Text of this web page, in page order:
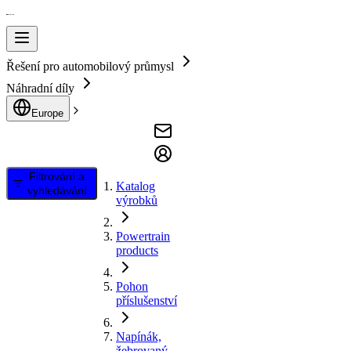
Řešení pro automobilový průmysl
Náhradní díly
Europe
Filtrování a
vyhledávání
Katalog
výrobků
Powertrain
products
Pohon
příslušenství
Napínák,